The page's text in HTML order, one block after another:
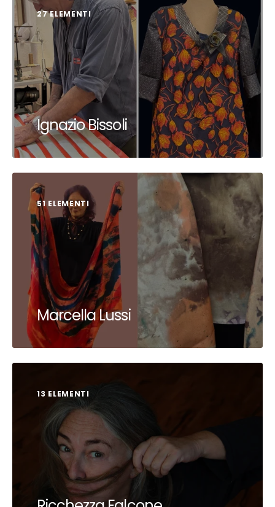
27 ELEMENTI
Ignazio Bissoli
51 ELEMENTI
Marcella Lussi
13 ELEMENTI